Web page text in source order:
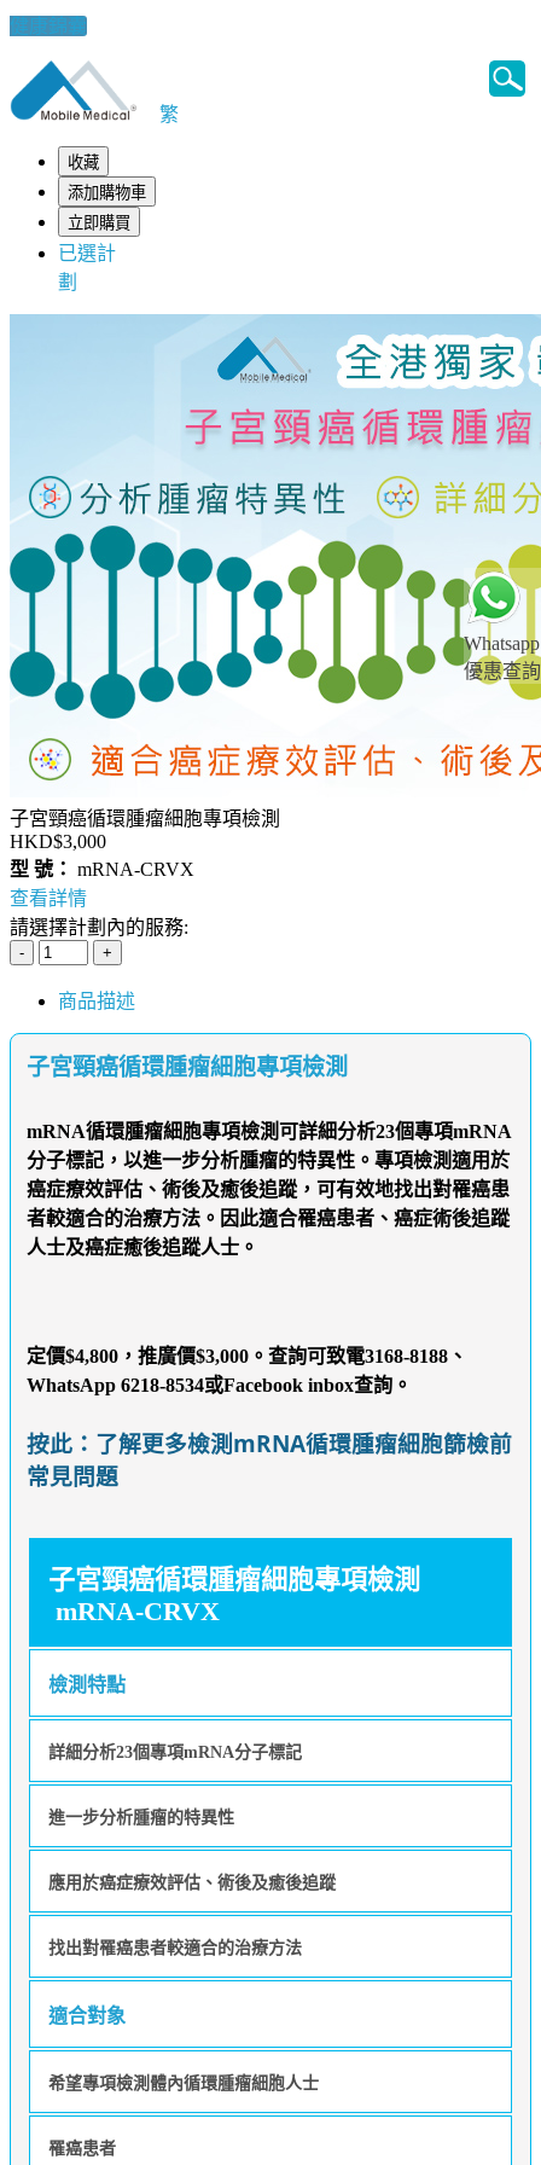
健康錦囊
Whatsapp
優惠查詢
繁
收藏
添加購物車
立即購買
已選計
劃
子宮頸癌循環腫瘤細胞專項檢測
HKD$3,000
型 號： mRNA-CRVX
查看詳情
請選擇計劃內的服務:
商品描述
子宮頸癌循環腫瘤細胞專項檢測
mRNA循環腫瘤細胞專項檢測可詳細分析23個專項mRNA
分子標記，以進一步分析腫瘤的特異性。專項檢測適用於
癌症療效評估、術後及癒後追蹤，可有效地找出對罹癌患
者較適合的治療方法。因此適合罹癌患者、癌症術後追蹤
人士及癌症癒後追蹤人士。
定價$4,800， 推廣價$3,000。查詢可致電3168-8188、
WhatsApp 6218-8534或Facebook inbox查詢。
按此：了解更多檢測mRNA循環腫瘤細胞篩檢前
常見問題
子宮頸癌循環腫瘤細胞專項檢測
mRNA-CRVX
檢測特點
詳細分析23個專項mRNA分子標記
進一步分析腫瘤的特異性
應用於癌症療效評估、術後及癒後追蹤
找出對罹癌患者較適合的治療方法
適合對象
希望專項檢測體內循環腫瘤細胞人士
罹癌患者